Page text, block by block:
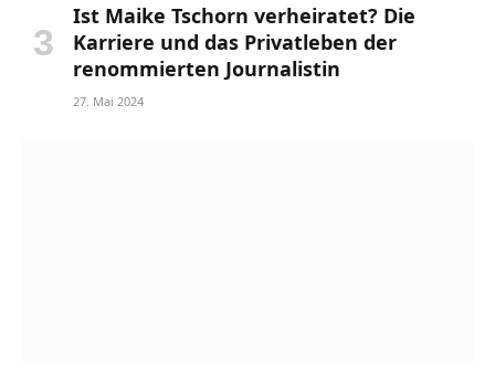
Ist Maike Tschorn verheiratet? Die
Karriere und das Privatleben der
renommierten Journalistin
27. Mai 2024